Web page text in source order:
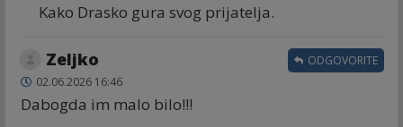
Kako Drasko gura svog prijatelja.
Zeljko
02.06.2026 16:46
Dabogda im malo bilo!!!
ODGOVORITE